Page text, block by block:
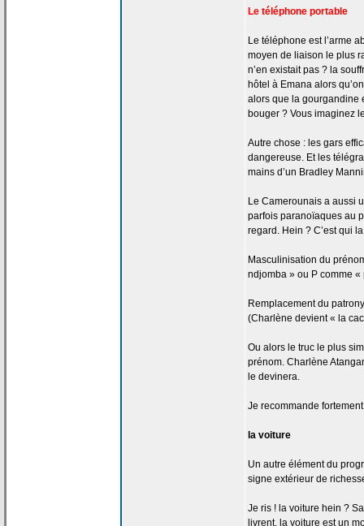
Le téléphone portable
Le téléphone est l’arme
moyen de liaison le plus
n’en existait pas ? la
hôtel à Emana alors
alors que la gourgandine
bouger ? Vous imaginez
Autre chose : les gars
dangereuse. Et les
mains d’un Bradley
Le Camerounais a aussi
parfois paranoïaques au
regard. Hein ? C’est qui la
Masculinisation du
ndjomba » ou P comme
Remplacement du
(Charlène devient « la
Ou alors le truc le plus
prénom. Charlène
le devinera.
Je recommande
la voiture
Un autre élément du
signe extérieur de
Je ris ! la voiture hein ?
livrent, la voiture est un